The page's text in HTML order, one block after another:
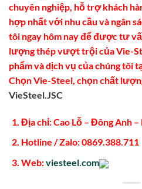
chuyên nghiệp, hỗ trợ khách
hợp nhất với nhu cầu và ngân
tôi ngay hôm nay để được tư
lượng thép vượt trội của Vie-
phẩm và dịch vụ của chúng tôi
Chọn Vie-Steel, chọn chất
VieSteel.JSC
Địa chỉ: Cao Lỗ – Đông Anh –
Hotline / Zalo: 0869.388.711
Web:viesteel.com